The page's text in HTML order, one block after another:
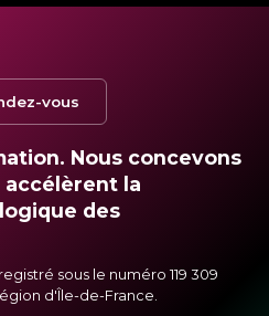
vous
Nous concevons
accélèrent la
des
sous le numéro 119 309
d'Île-de-France.